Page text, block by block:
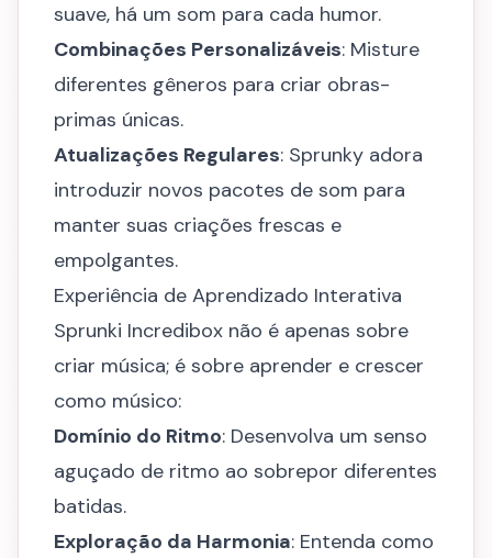
suave, há um som para cada humor.
Combinações Personalizáveis: Misture
diferentes gêneros para criar obras-
primas únicas.
Atualizações Regulares: Sprunky adora
introduzir novos pacotes de som para
manter suas criações frescas e
empolgantes.
Experiência de Aprendizado Interativa
Sprunki Incredibox não é apenas sobre
criar música; é sobre aprender e crescer
como músico:
Domínio do Ritmo: Desenvolva um senso
aguçado de ritmo ao sobrepor diferentes
batidas.
Exploração da Harmonia: Entenda como